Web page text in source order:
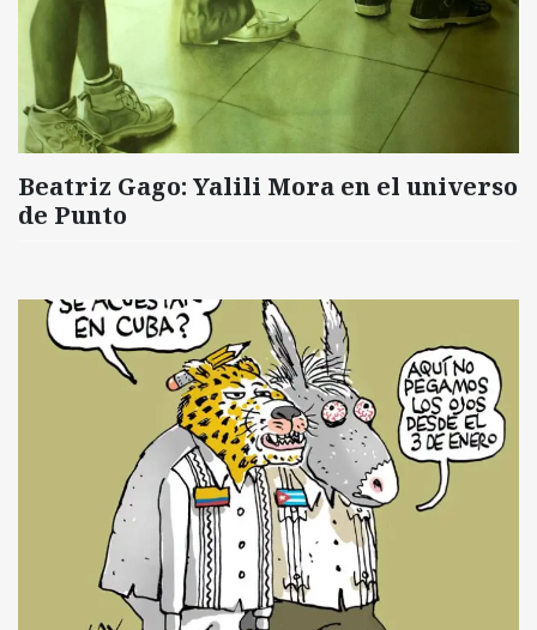
Beatriz Gago: Yalili Mora en el universo
de Punto